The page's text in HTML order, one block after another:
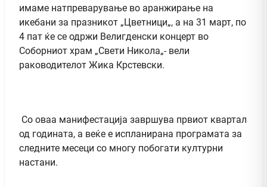
имаме натпреварување во аранжирање на
икебани за празникот „Цветници„, а на 31 март, по
4 пат ќе се одржи Велигденски концерт во
Соборниот храм „Свети Никола„- вели
раководителот Жика Крстевски.
Со оваа манифестација завршува првиот квартал
од годината, а веќе е испланирана програмата за
следните месеци со многу побогати културни
настани.